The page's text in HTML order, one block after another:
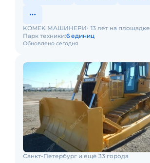
Обновлено сегодня
KOMEK МАШИНЕРИ 13 лет на площадке
Парк техники:6 единиц
Санкт-Петербург и ещё 33 города